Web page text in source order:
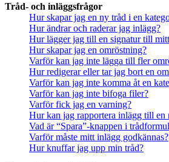
Tråd- och inläggsfrågor
Hur skapar jag en ny tråd i en
Hur ändrar och raderar jag inlägg?
Hur lägger jag till en signatur till
Hur skapar jag en omröstning?
Varför kan jag inte lägga till fler
Hur redigerar eller tar jag bort en
Varför kan jag inte komma åt en
Varför kan jag inte bifoga filer?
Varför fick jag en varning?
Hur kan jag rapportera inlägg till en
Vad är “Spara”-knappen i
Varför måste mitt inlägg godkännas?
Hur knuffar jag upp min tråd?